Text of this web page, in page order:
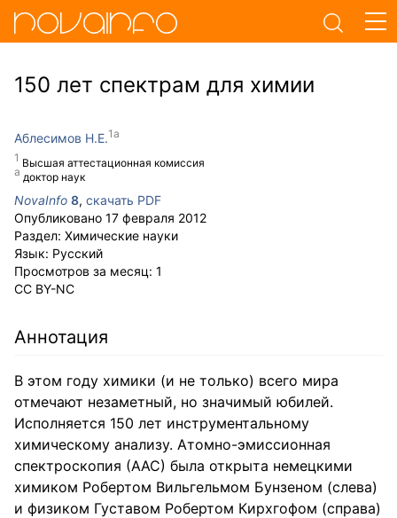
150 лет спектрам для химии
Аблесимов Н.Е.
Высшая аттестационная комиссия
доктор наук
NovaInfo 8, скачать PDF
Опубликовано 17 февраля 2012
Раздел: Химические науки
Язык: Русский
Просмотров за месяц: 1
CC BY-NC
Аннотация
В этом году химики (и не только) всего мира
отмечают незаметный, но значимый юбилей.
Исполняется 150 лет инструментальному
химическому анализу. Атомно-эмиссионная
спектроскопия (ААС) была открыта немецкими
химиком Робертом Вильгельмом Бунзеном (слева)
и физиком Густавом Робертом Кирхгофом (справа)